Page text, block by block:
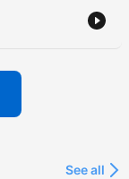
See all